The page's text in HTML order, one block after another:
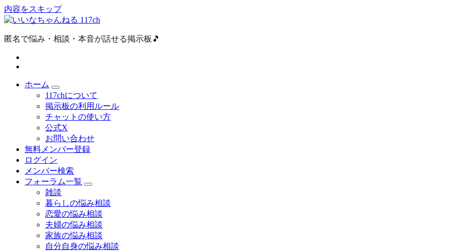
内容をスキップ
匿名で悩み・相談・本音が話せる掲示板🎵
ホーム
117chについて
掲示板の利用ルール
チャットの使い方
公式X
お問い合わせ
無料メンバー登録
ログイン
メンバー検索
フォーラム一覧
雑談
暮らしの悩み相談
恋愛の悩み相談
夫婦の悩み相談
家族の悩み相談
自分自身の悩み相談